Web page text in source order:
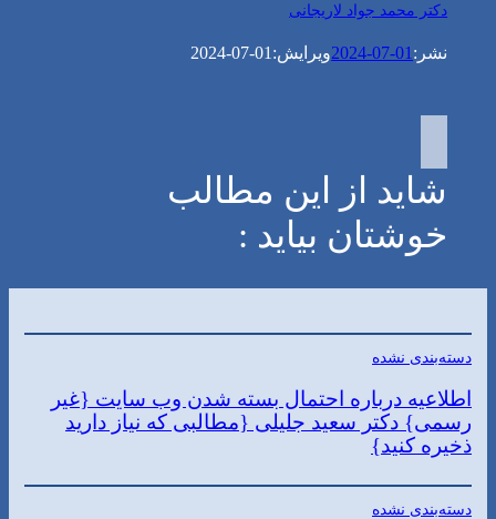
دکتر محمد جواد لاریجانی
نشر: 2024-07-01ویرایش: 2024-07-01
شاید از این مطالب
خوشتان بیاید :
دسته‌بندی نشده
اطلاعیه درباره احتمال بسته شدن وب سایت {غیر
رسمی} دکتر سعید جلیلی {مطالبی که نیاز دارید
ذخیره کنید}
دسته‌بندی نشده